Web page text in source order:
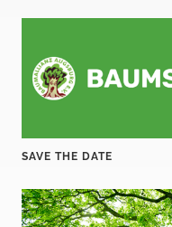
SAVE THE DATE